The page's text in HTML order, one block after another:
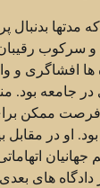
مدتها بدنبال
و سرکوب
افشاگری و
جامعه بود.
فرصت ممکن
او در مقابل
های